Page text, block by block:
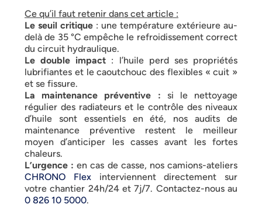
Ce qu’il faut retenir dans cet article :
Le seuil critique : une température extérieure au-
delà de 35 °C empêche le refroidissement correct
du circuit hydraulique.
Le double impact : l’huile perd ses propriétés
lubrifiantes et le caoutchouc des flexibles « cuit »
et se fissure.
La maintenance préventive : si le nettoyage
régulier des radiateurs et le contrôle des niveaux
d’huile sont essentiels en été, nos audits de
maintenance préventive restent le meilleur
moyen d’anticiper les casses avant les fortes
chaleurs.
L’urgence : en cas de casse, nos camions-ateliers
CHRONO Flexinterviennent directement sur
votre chantier 24h/24 et 7j/7. Contactez-nous au
0 826 10 5000.